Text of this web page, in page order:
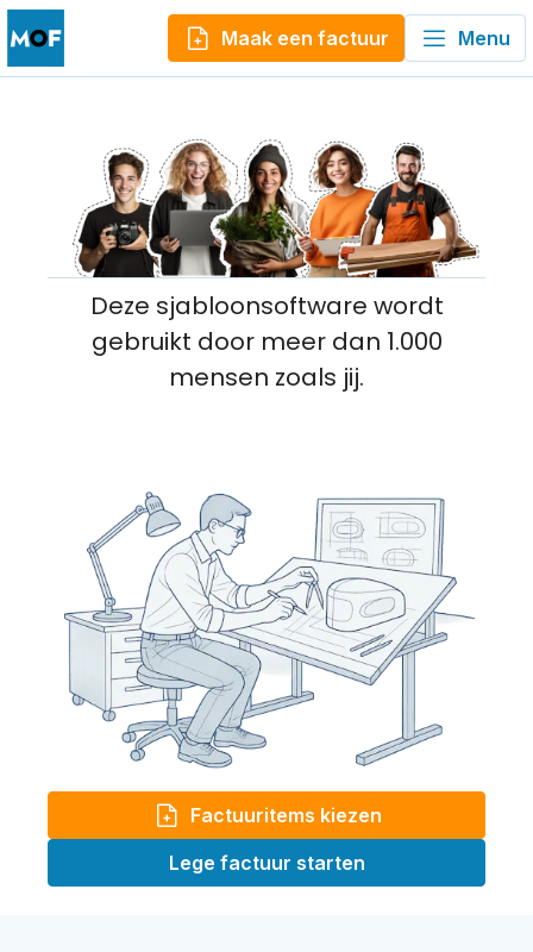
Maak een factuur Menu
Deze sjabloonsoftware wordt
gebruikt door meer dan 1.000
mensen zoals jij.
Factuuritems kiezen
Lege factuur starten